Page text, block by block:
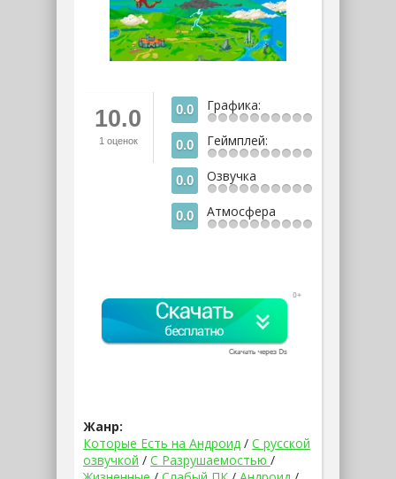
10.0
1 оценок
0.0 Графика:
0.0 Геймплей:
0.0 Озвучка
0.0 Атмосфера
Жанр:
Которые Есть на Андроид / С русской
озвучкой / С Разрушаемостью /